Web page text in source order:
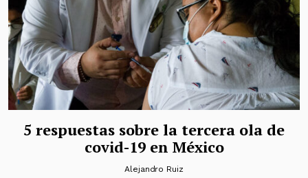
5 respuestas sobre la tercera ola de
covid-19 en México
Alejandro Ruiz